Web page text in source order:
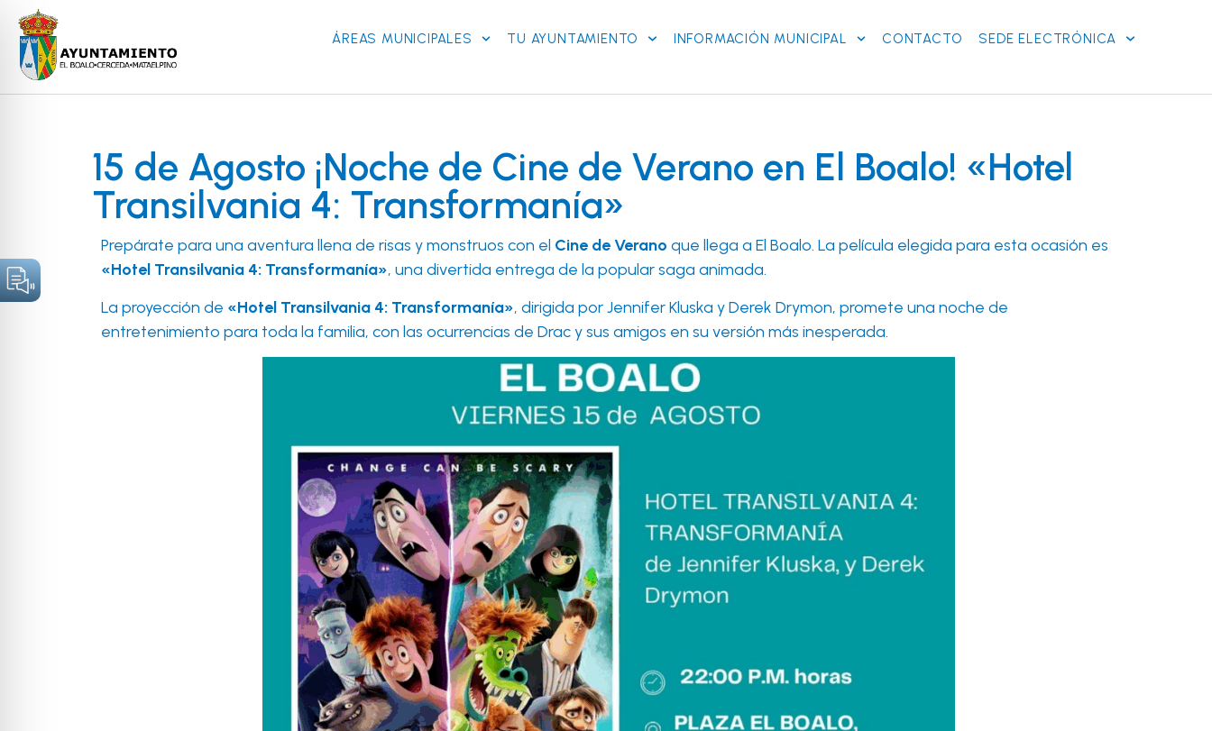
ÁREAS MUNICIPALES TU AYUNTAMIENTO INFORMACIÓN MUNICIPAL CONTACTO SEDE ELECTRÓNICA
15 de Agosto ¡Noche de Cine de Verano en El Boalo! «Hotel
Transilvania 4: Transformanía»
Prepárate para una aventura llena de risas y monstruos con el Cine de Verano que llega a El Boalo. La película elegida para esta ocasión es
«Hotel Transilvania 4: Transformanía», una divertida entrega de la popular saga animada.
La proyección de «Hotel Transilvania 4: Transformanía», dirigida por Jennifer Kluska y Derek Drymon, promete una noche de
entretenimiento para toda la familia, con las ocurrencias de Drac y sus amigos en su versión más inesperada.